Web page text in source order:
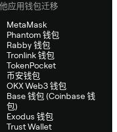
应用钱包迁移
MetaMask
Phantom 钱包
Rabby 钱包
Tronlink 钱包
TokenPocket
币安钱包
OKX Web3 钱包
Base 钱包 (Coinbase 钱
包)
Exodus 钱包
Trust Wallet